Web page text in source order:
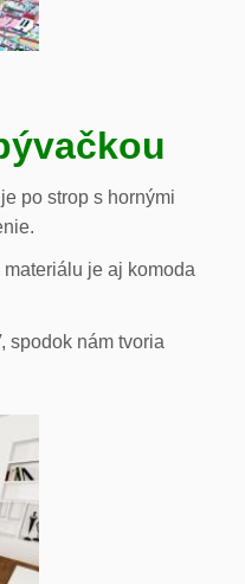
po strop s hornými
je aj komoda
spodok nám tvoria